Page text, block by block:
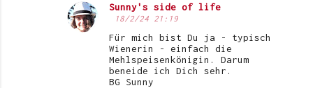
Sunny's side of life
18/2/24 21:19
Für mich bist Du ja - typisch
Wienerin - einfach die
Mehlspeisenkönigin. Darum
beneide ich Dich sehr.
BG Sunny